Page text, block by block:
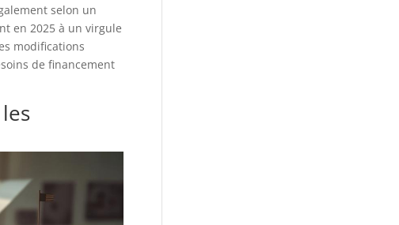
selon un
en 2025 à un virgule
modifications
de financement